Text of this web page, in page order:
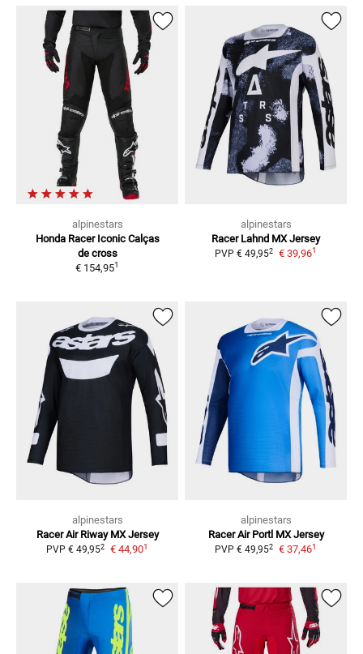
alpinestars
Honda Racer Iconic Calças
de cross
€ 154,951
alpinestars
Racer Lahnd MX Jersey
PVP € 49,952 € 39,961
alpinestars
Racer Air Riway MX Jersey
PVP € 49,952 € 44,901
alpinestars
Racer Air Portl MX Jersey
PVP € 49,952 € 37,461